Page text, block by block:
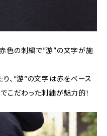
色の刺繍で”游”の文字が施
、”游”の文字は赤をベース
こだわった刺繍が魅力的！